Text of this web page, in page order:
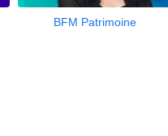
BFM Patrimoine